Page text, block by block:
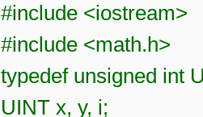
#include <iostream>
#include <math.h>
typedef unsigned int
UINT x, y, i;